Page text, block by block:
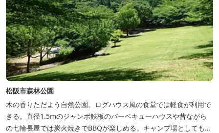
松阪市森林公園
木の香りただよう自然公園。ログハウス風の食堂では軽食が利用で
きる。直径1.5mのジャンボ鉄板のバーベキューハウスや昔ながら
の七輪長屋では炭火焼きでBBQが楽しめる。キャンプ場としても人